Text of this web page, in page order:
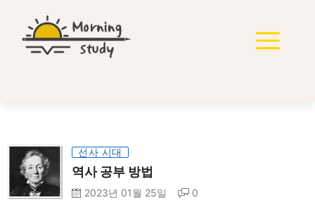
선사 시대
역사 공부 방법
2023년 01월 25일 0